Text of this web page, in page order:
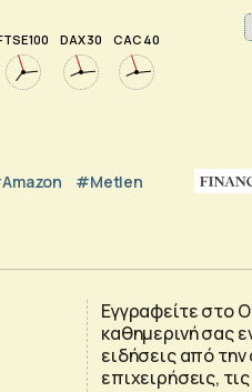
100 DAX 30 CAC 40
#Metlen
Εγγραφείτε στο
καθημερινή σας
ειδήσεις από την
επιχειρήσεις,